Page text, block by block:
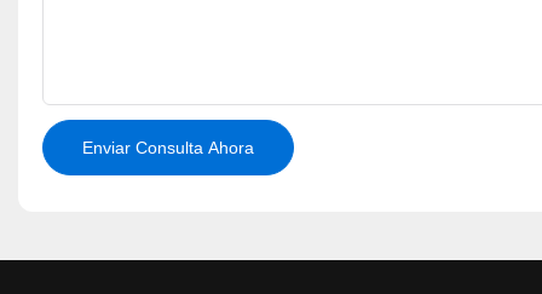
Enviar Consulta Ahora